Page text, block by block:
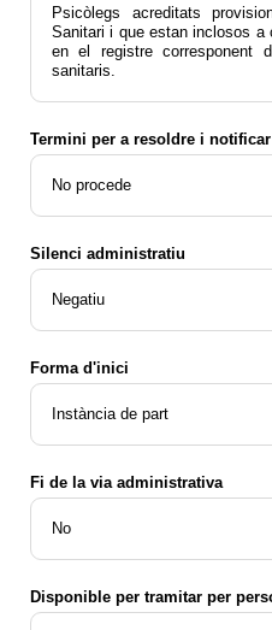
Psicòlegs acreditats
Sanitari i que estan inclosos
en el registre corresponent
sanitaris.
Termini per a resoldre i notificar
No procede
Silenci administratiu
Negatiu
Forma d'inici
Instància de part
Fi de la via administrativa
No
Disponible per tramitar per